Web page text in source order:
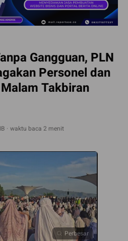
Gangguan, PLN
Personel dan
Takbiran
waktu baca 2 menit
Perbesar